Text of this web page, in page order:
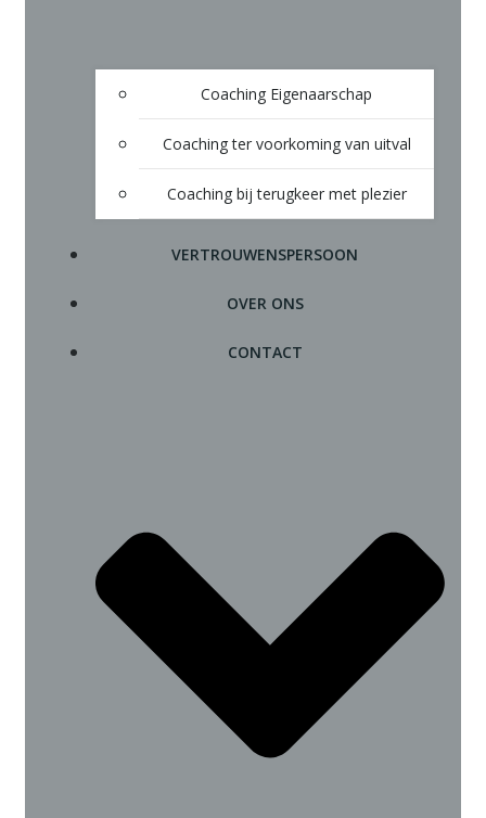
Coaching Eigenaarschap
Coaching ter voorkoming van uitval
Coaching bij terugkeer met plezier
VERTROUWENSPERSOON
OVER ONS
CONTACT